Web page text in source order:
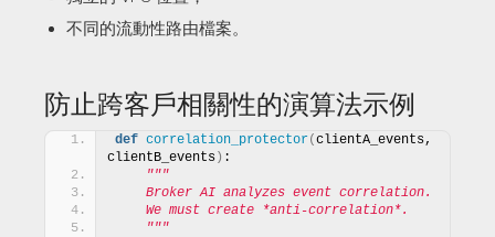
不同的流動性路由檔案。
防止跨客戶相關性的演算法示例
def correlation_protector( clientA_events,
clientB_events ) :
"""
    Broker AI analyzes event correlation.
    We must create *anti-correlation*.
    """